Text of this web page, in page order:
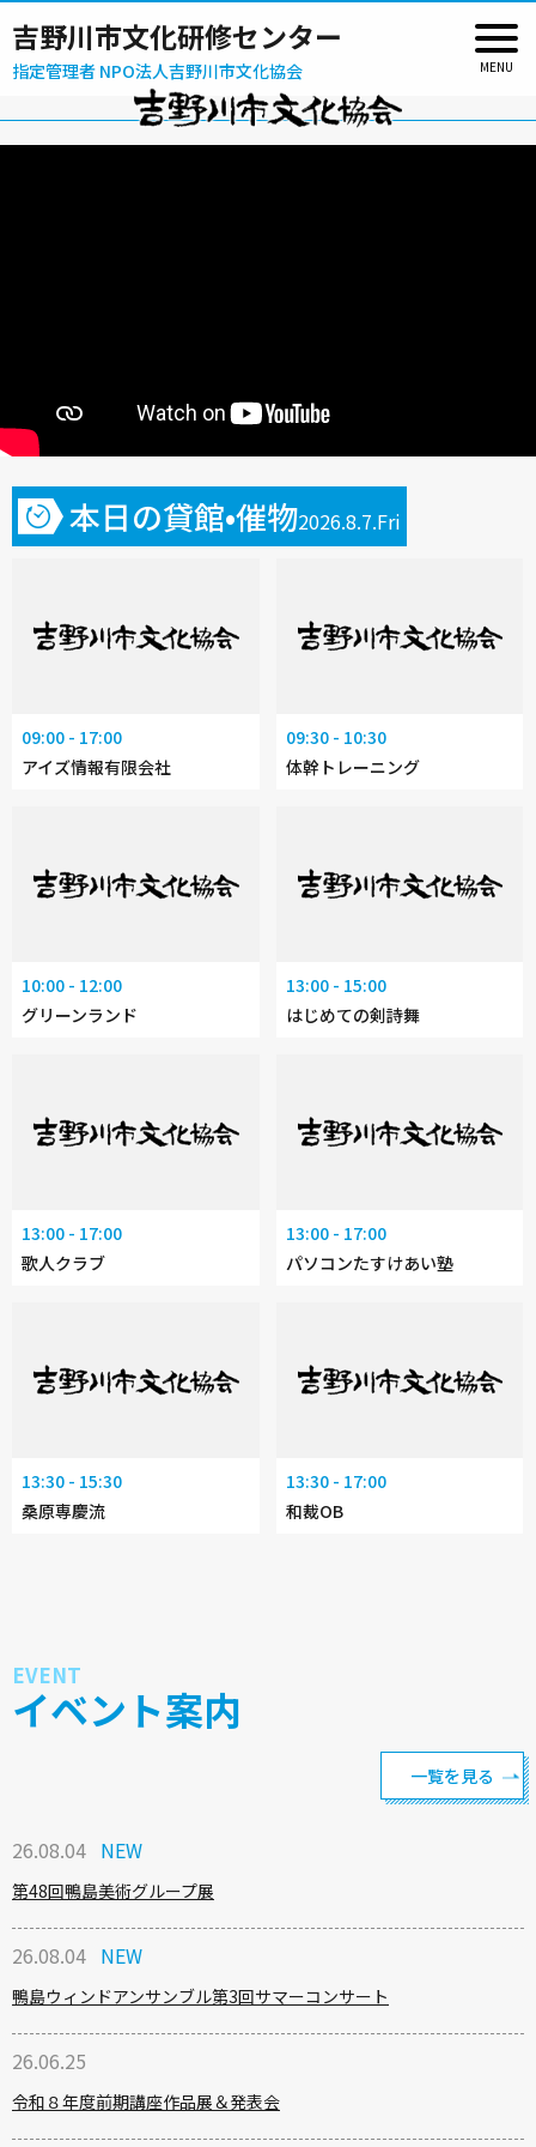
吉野川市文化研修センター
指定管理者 NPO法人吉野川市文化協会
本日の貸館•催物2026.8.7.Fri
09:00 - 17:00
アイズ情報有限会社
09:30 - 10:30
体幹トレーニング
10:00 - 12:00
グリーンランド
13:00 - 15:00
はじめての剣詩舞
13:00 - 17:00
歌人クラブ
13:00 - 17:00
パソコンたすけあい塾
13:30 - 15:30
桑原専慶流
13:30 - 17:00
和裁OB
イベント案内
EVENT
一覧を見る
26.08.04
第48回鴨島美術グループ展
26.08.04
鴨島ウィンドアンサンブル第3回サマーコンサート
26.06.25
令和８年度前期講座作品展＆発表会